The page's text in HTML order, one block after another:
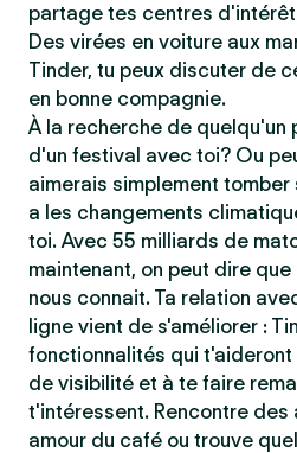
partage tes centres
Des virées en voiture aux
Tinder, tu peux discuter de
en bonne compagnie.
À la recherche de quelqu'un
d'un festival avec toi? Ou
aimerais simplement tomber
a les changements
toi. Avec 55 milliards de
maintenant, on peut dire
nous connait. Ta relation
ligne vient de s'améliorer :
fonctionnalités qui t'aideront
de visibilité et à te faire
t'intéressent. Rencontre des
amour du café ou trouve